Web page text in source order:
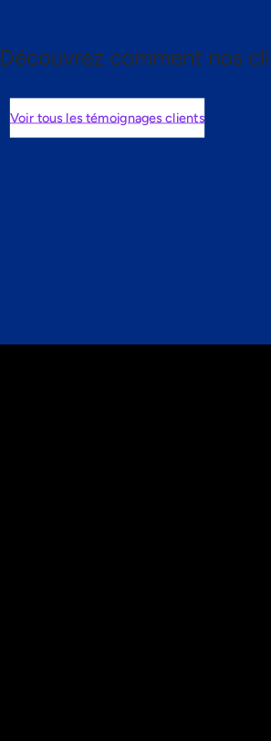
Découvrez comment nos
Voir tous les témoignages clients